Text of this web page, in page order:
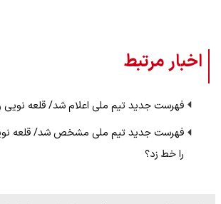
اخبار مرتبط
فهرست جدید تیم ملی اعلام شد/ قلعه نویی
فهرست جدید تیم ملی مشخص شد/ قلعه
را خط زد؟